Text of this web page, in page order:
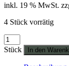
inkl. 19 % MwSt.
4 Stück vorrätig
Seralon
100
Stück In den